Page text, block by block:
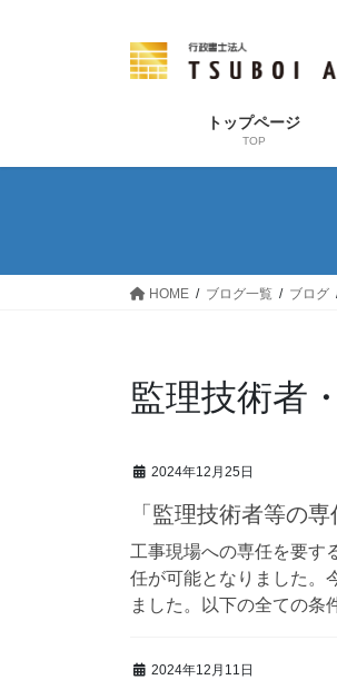
ス
ン
トップページ
TOP
HOME ブログ一覧 ブログ
監理技術者
2024年12月25日
「監理技術者等の
工事現場への専任を要す
任が可能となりました。
ました。以下の全ての条
2024年12月11日